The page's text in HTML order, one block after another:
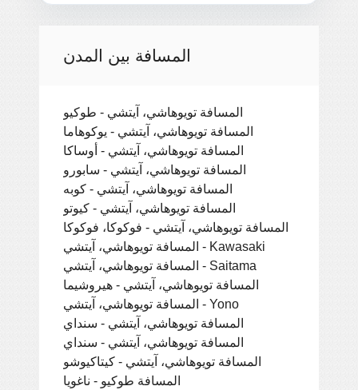
المسافة بين المدن
المسافة تويوهاشي، آيتشي - طوكيو
المسافة تويوهاشي، آيتشي - يوكوهاما
المسافة تويوهاشي، آيتشي - أوساكا
المسافة تويوهاشي، آيتشي - سابورو
المسافة تويوهاشي، آيتشي - كوبه
المسافة تويوهاشي، آيتشي - كيوتو
المسافة تويوهاشي، آيتشي - فوكوكا، فوكوكا
المسافة تويوهاشي، آيتشي - Kawasaki
المسافة تويوهاشي، آيتشي - Saitama
المسافة تويوهاشي، آيتشي - هيروشيما
المسافة تويوهاشي، آيتشي - Yono
المسافة تويوهاشي، آيتشي - سنداي
المسافة تويوهاشي، آيتشي - سنداي
المسافة تويوهاشي، آيتشي - كيتاكيوشو
المسافة طوكيو - ناغويا